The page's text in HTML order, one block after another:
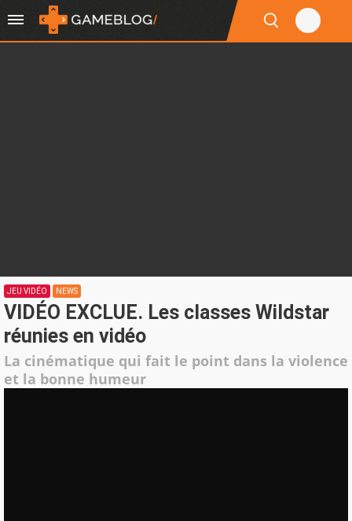
JEU VIDÉO NEWS
VIDÉO EXCLUE. Les classes Wildstar
réunies en vidéo
La cinématique qui fait le point dans la violence
et la bonne humeur